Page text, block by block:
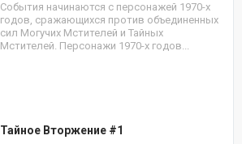
События начинаются с персонажей 1970-х
годов, сражающихся против объединенных
сил Могучих Мстителей и Тайных
Мстителей. Персонажи 1970-х годов...
Тайное Вторжение #1